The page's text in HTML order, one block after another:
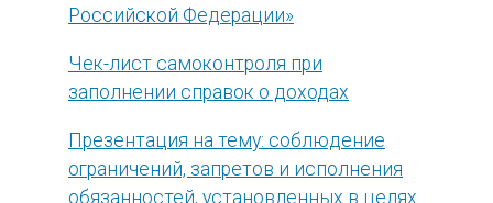
Российской Федерации»
Чек-лист самоконтроля при
заполнении справок о доходах
Презентация на тему: соблюдение
ограничений, запретов и исполнения
обязанностей, установленных в целях